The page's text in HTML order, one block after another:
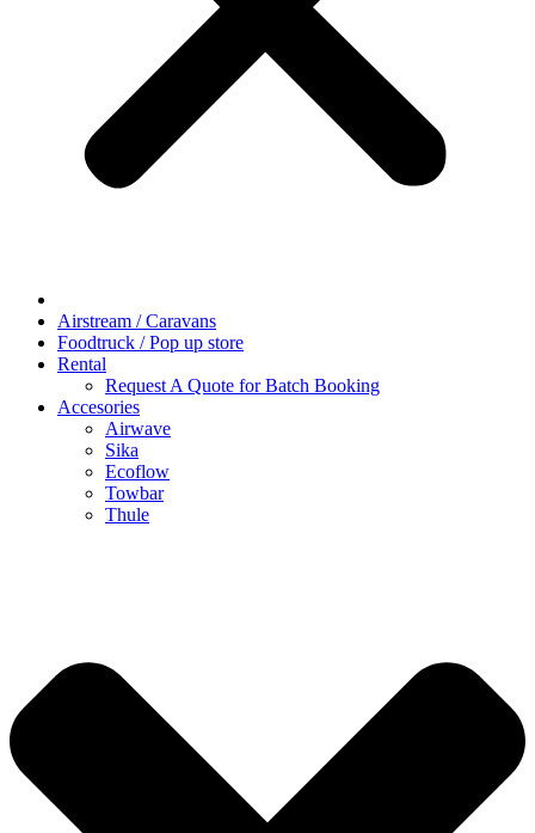
Airstream / Caravans
Foodtruck / Pop up store
Rental
Request A Quote for Batch Booking
Accesories
Airwave
Sika
Ecoflow
Towbar
Thule